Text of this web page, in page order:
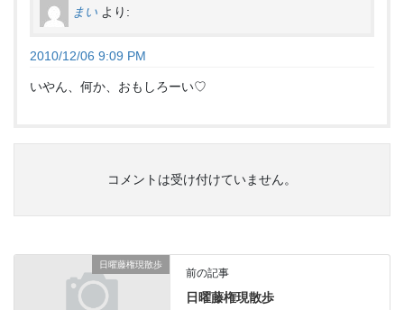
まい より:
2010/12/06 9:09 PM
いやん、何か、おもしろーい♡
コメントは受け付けていません。
日曜藤権現散歩
前の記事
日曜藤権現散歩